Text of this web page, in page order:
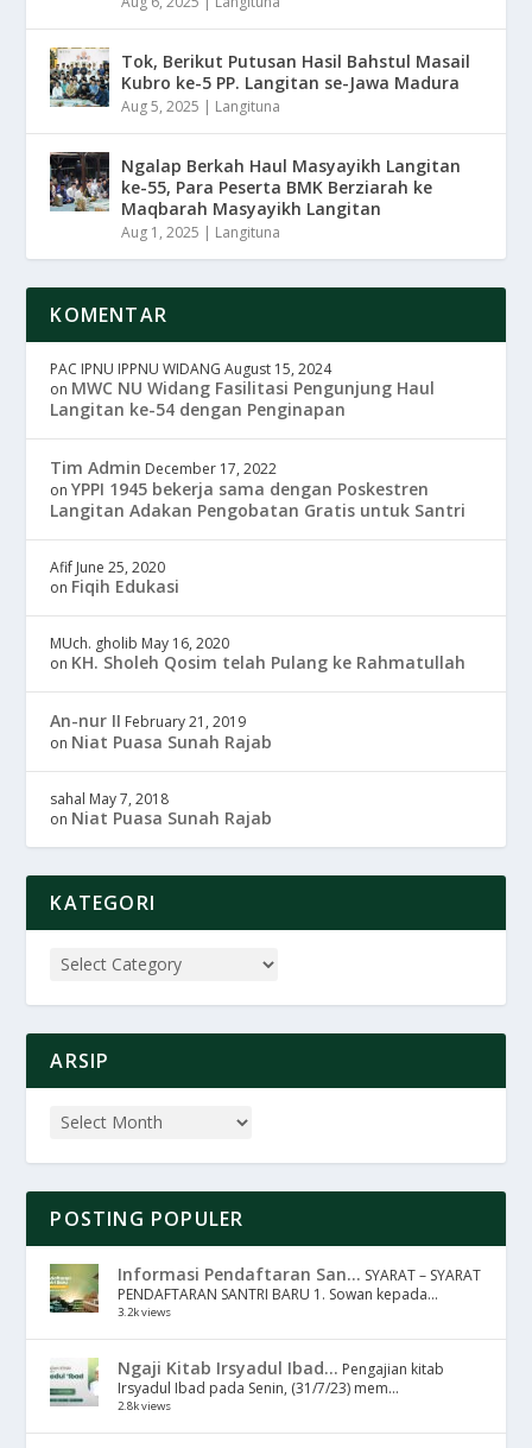
Tok, Berikut Putusan Hasil Bahstul Masail
Kubro ke-5 PP. Langitan se-Jawa Madura
Aug 5, 2025 | Langituna
Ngalap Berkah Haul Masyayikh Langitan
ke-55, Para Peserta BMK Berziarah ke
Maqbarah Masyayikh Langitan
Aug 1, 2025 | Langituna
KOMENTAR
PAC IPNU IPPNU WIDANG August 15, 2024
on MWC NU Widang Fasilitasi Pengunjung Haul
Langitan ke-54 dengan Penginapan
Tim Admin December 17, 2022
onYPPI 1945 bekerja sama dengan Poskestren
Langitan Adakan Pengobatan Gratis untuk Santri
Afif June 25, 2020
on Fiqih Edukasi
MUch. gholib May 16, 2020
on KH. Sholeh Qosim telah Pulang ke Rahmatullah
An-nur II February 21, 2019
on Niat Puasa Sunah Rajab
sahal May 7, 2018
on Niat Puasa Sunah Rajab
KATEGORI
ARSIP
POSTING POPULER
Informasi Pendaftaran San... SYARAT – SYARAT
PENDAFTARAN SANTRI BARU 1. Sowan kepada...
3.2k views
Ngaji Kitab Irsyadul Ibad... Pengajian kitab
Irsyadul Ibad pada Senin, (31/7/23) mem...
2.8k views